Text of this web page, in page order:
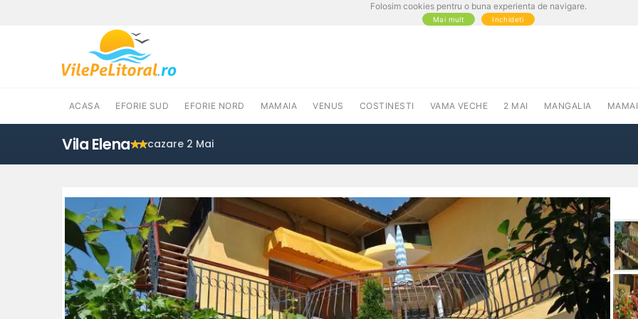
Folosim cookies pentru o buna experienta de navigare.
Mai mult Inchideti
ACASA EFORIE SUD EFORIE NORD MAMAIA VENUS COSTINESTI VAMA VECHE 2 MAI MANGALIA
Vila Elena cazare 2 Mai